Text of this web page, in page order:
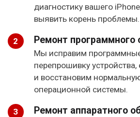
диагностику вашего
выявить корень проблемы.
Ремонт программного
Мы исправим
перепрошивку
и восстановим
операционной системы.
Ремонт аппаратного